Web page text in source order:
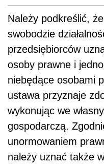
Należy podkreślić,
swobodzie
przedsiębiorców
osoby prawne i
niebędące osobami
ustawa przyznaje
wykonując we
gospodarczą.
unormowaniem
należy uznać także